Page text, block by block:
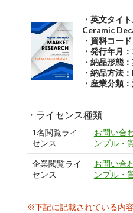
・英文タイ
Ceramic
・資料コー
・発行年月
・納品形態
・納品方法
・産業分類
・ライセンス種類
1名閲覧ライ
センス
お問い合
ンプル・
企業閲覧ライ
センス
お問い合
ンプル・
※下記に記載されている内